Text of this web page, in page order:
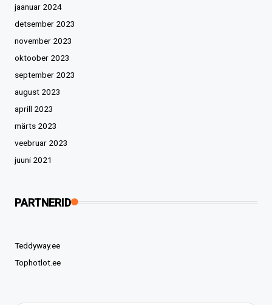
jaanuar 2024
detsember 2023
november 2023
oktoober 2023
september 2023
august 2023
aprill 2023
märts 2023
veebruar 2023
juuni 2021
PARTNERID
Teddyway.ee
Tophotlot.ee